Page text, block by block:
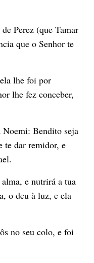
Perez (que Tamar
que o Senhor te
lhe foi por
lhe fez conceber,
Bendito seja
te dar remidor, e
e nutrirá a tua
o deu à luz, e ela
no seu colo, e foi